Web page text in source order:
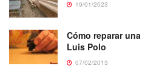
19/01/2023
Cómo reparar
Luis Polo
07/02/2013